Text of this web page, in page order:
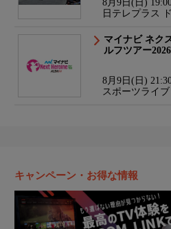
8月9日(日)
日テレプラス
マイナビ ネク
ルフツアー
8月9日(日)
スポーツライブ
キャンペーン・お得な情報